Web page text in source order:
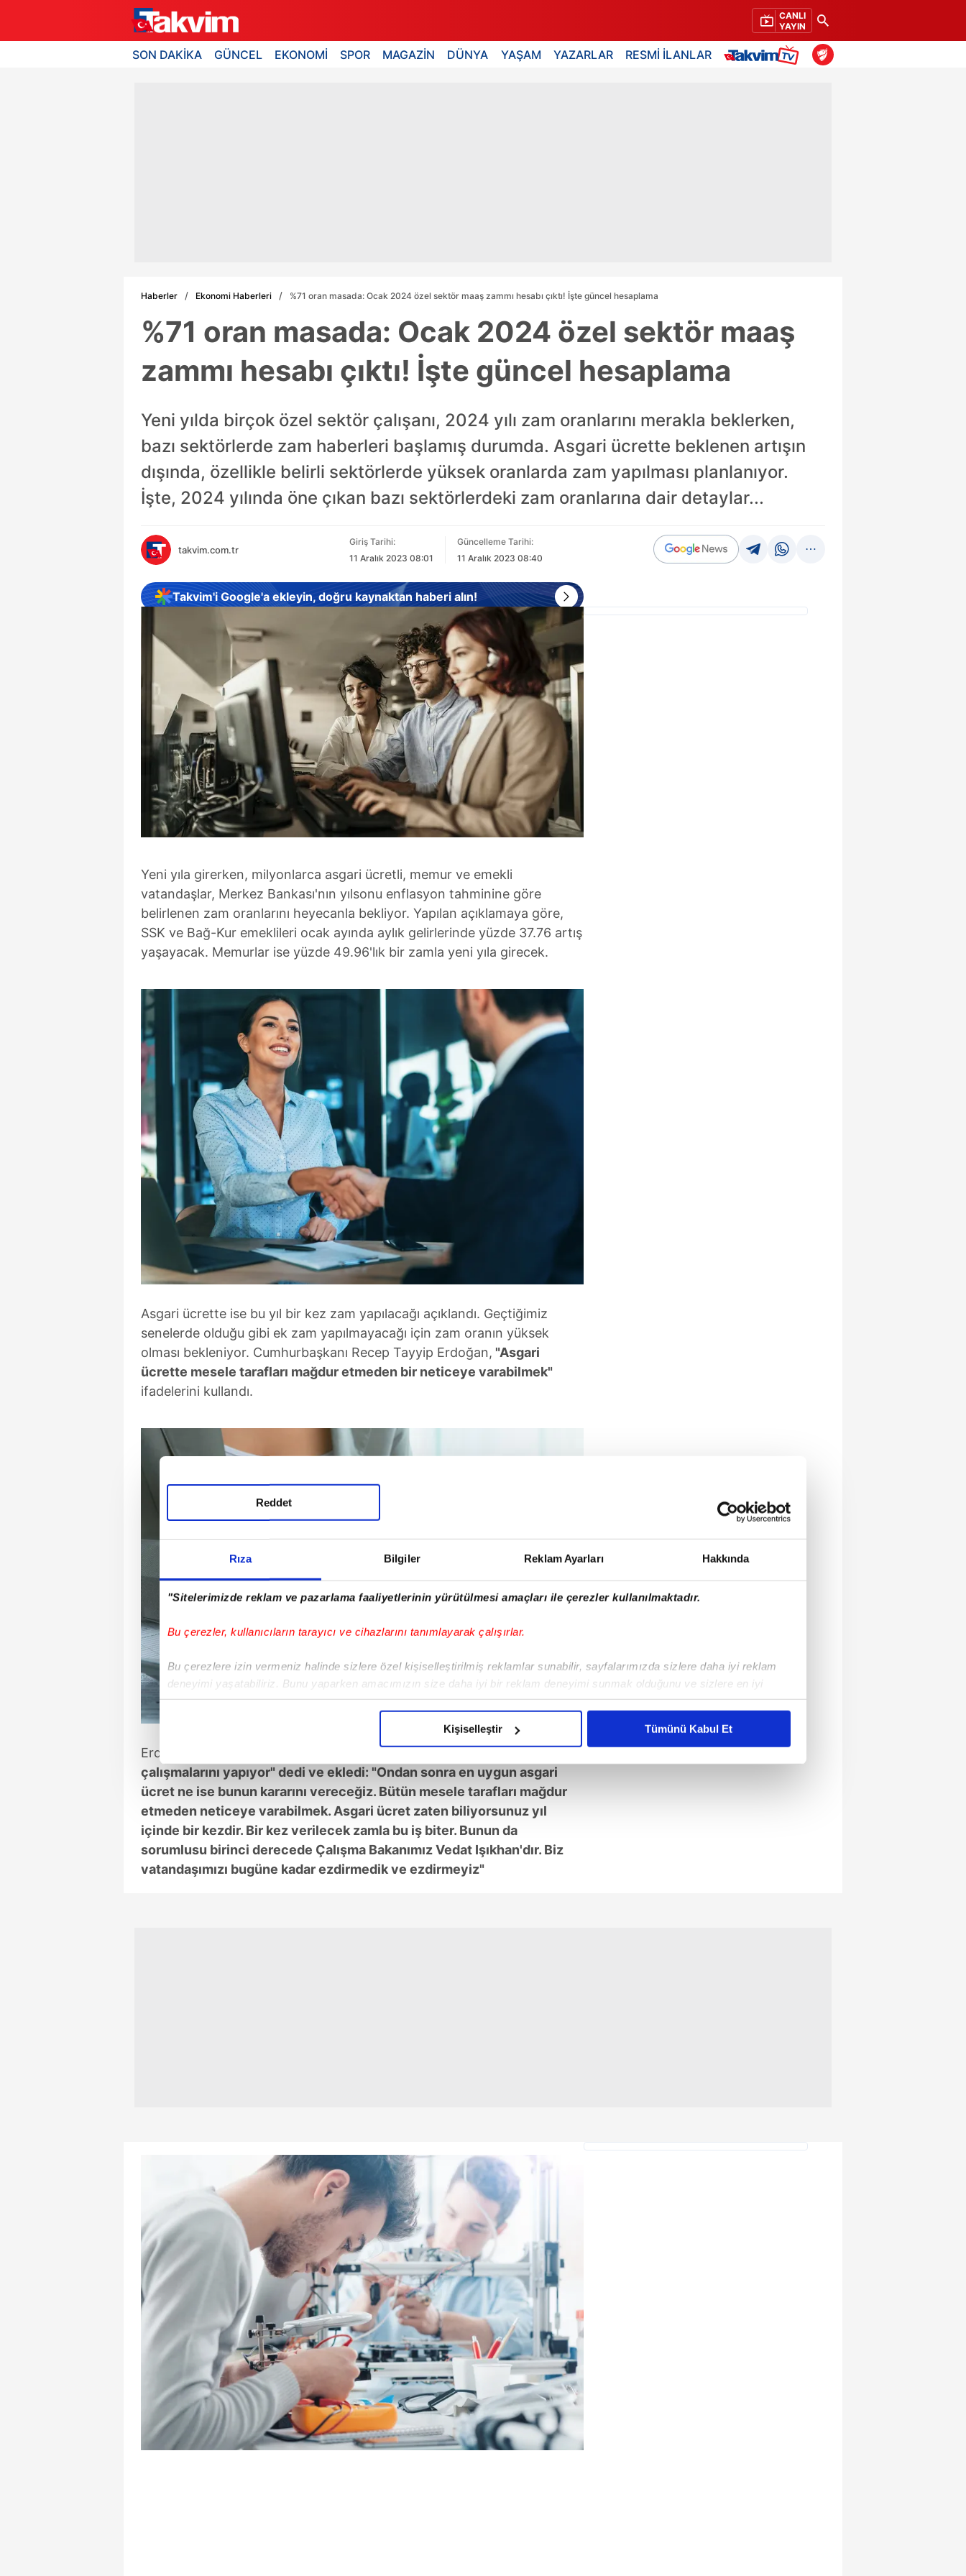
Rıza Bilgiler Reklam Ayarları Hakkında
"Sitelerimizde reklam ve pazarlama faaliyetlerinin yürütülmesi amaçları ile çerezler kullanılmaktadır.
Bu çerezler, kullanıcıların tarayıcı ve cihazlarını tanımlayarak çalışırlar.
Bu çerezlere izin vermeniz halinde sizlere özel kişiselleştirilmiş reklamlar sunabilir, sayfalarımızda sizlere daha iyi reklam
deneyimi yaşatabiliriz. Bunu yaparken amacımızın size daha iyi bir reklam deneyimi sunmak olduğunu ve sizlere en iyi
içerikleri sunabilmek adına elimizden gelen çabayı gösterdiğimizi ve bu noktada, reklamların maliyetlerimizi karşılamak
Sizlere daha iyi bir hizmet sunabilmek için İnternet Sitemizde kendimize ve üçüncü kişilere ait çerezler kullanılmaktadır. Bu
çerezler vasıtasıyla çeşitli kişisel verileriniz işlenmekte olup gerekli olan çerezler bilgi toplumu hizmetlerinin sunulması
amacıyla kullanılmaktadır. Diğer çerezler, sitemizin daha işlevsel kılınması ve kişiselleştirilmesi ve sizlere yönelik
reklam/pazarlama faaliyetlerinin yapılması, amaçlarıyla sınırlı olarak açık rızanız dahilinde kullanılacaktır.
Çerezlere ilişkin tercihlerinizi aşağıda yer alan panel vasıtasıyla belirleyebilirsiniz. Çerezlere ilişkin detaylı bilgi için Ayarlar
Reddet
Kişiselleştir Tümünü Kabul Et
CANLI
YAYIN
SON DAKİKA GÜNCEL EKONOMİ SPOR MAGAZİN DÜNYA YAŞAM YAZARLAR RESMİ İLANLAR
Haberler Ekonomi Haberleri %71 oran masada: Ocak 2024 özel sektör maaş zammı hesabı çıktı! İşte güncel hesaplama
%71 oran masada: Ocak 2024 özel sektör maaş
zammı hesabı çıktı! İşte güncel hesaplama
Yeni yılda birçok özel sektör çalışanı, 2024 yılı zam oranlarını merakla beklerken,
bazı sektörlerde zam haberleri başlamış durumda. Asgari ücrette beklenen artışın
dışında, özellikle belirli sektörlerde yüksek oranlarda zam yapılması planlanıyor.
İşte, 2024 yılında öne çıkan bazı sektörlerdeki zam oranlarına dair detaylar...
takvim.com.tr
Giriş Tarihi:
11 Aralık 2023 08:01
Güncelleme Tarihi:
11 Aralık 2023 08:40
Takvim'i Google'a ekleyin, doğru kaynaktan haberi alın!
Yeni yıla girerken, milyonlarca asgari ücretli, memur ve emekli
vatandaşlar, Merkez Bankası'nın yılsonu enflasyon tahminine göre
belirlenen zam oranlarını heyecanla bekliyor. Yapılan açıklamaya göre,
SSK ve Bağ-Kur emeklileri ocak ayında aylık gelirlerinde yüzde 37.76 artış
yaşayacak. Memurlar ise yüzde 49.96'lık bir zamla yeni yıla girecek.
Asgari ücrette ise bu yıl bir kez zam yapılacağı açıklandı. Geçtiğimiz
senelerde olduğu gibi ek zam yapılmayacağı için zam oranın yüksek
olması bekleniyor. Cumhurbaşkanı Recep Tayyip Erdoğan, "Asgari
ücrette mesele tarafları mağdur etmeden bir neticeye varabilmek"
ifadelerini kullandı.
Erdoğan,
çalışmalarını yapıyor" dedi ve ekledi: "Ondan sonra en uygun asgari
ücret ne ise bunun kararını vereceğiz. Bütün mesele tarafları mağdur
etmeden neticeye varabilmek. Asgari ücret zaten biliyorsunuz yıl
içinde bir kezdir. Bir kez verilecek zamla bu iş biter. Bunun da
sorumlusu birinci derecede Çalışma Bakanımız Vedat Işıkhan'dır. Biz
vatandaşımızı bugüne kadar ezdirmedik ve ezdirmeyiz"